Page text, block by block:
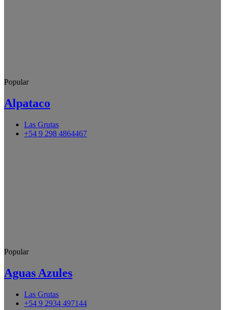
Popular
Alpataco
Las Grutas
+54 9 298 4864467
Popular
Aguas Azules
Las Grutas
+54 9 2934 497144